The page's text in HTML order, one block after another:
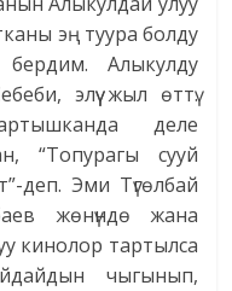
эң туура болду
Алыкулду
элүү жыл өттү.
деле
“Топурагы сууй
деп. Эми Түгөлбай
жөнүндө жана
кинолор тартылса
чыгынып,